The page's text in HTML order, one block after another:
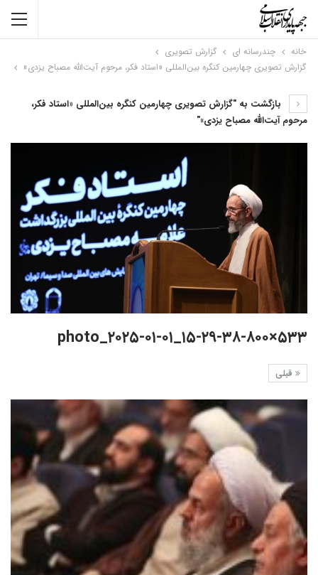
خانه چندرسانه ای
گزارش تصویری
گزارش تصویری چهارمین کنگره بین‌المللی «استاد فکر، مرحوم آیت‌الله مصباح یزدی»
بازگشت به "گزارش تصویری چهارمین کنگره بین‌المللی «استاد فکر،
مرحوم آیت‌الله مصباح یزدی»"
photo_۲۰۲۵-۰۱-۰۱_۱۵-۲۹-۳۸-۸۰۰×۵۳۳
قبلی